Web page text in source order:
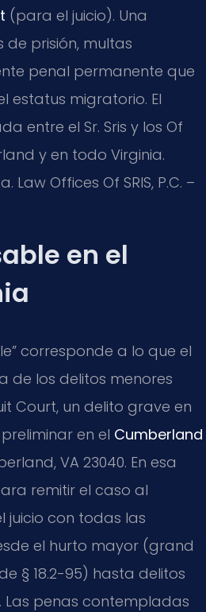
(para el juicio). Una
prisión, multas
penal permanente que
estatus migratorio. El
entre el Sr. Sris y los Of
y en todo Virginia.
Offices Of SRIS, P.C. –
en el
corresponde a lo que el
de los delitos menores
Court, un delito grave en
en el Cumberland
VA 23040. En esa
remitir el caso al
juicio con todas las
el hurto mayor (grand
§ 18.2-95) hasta delitos
Las penas contempladas